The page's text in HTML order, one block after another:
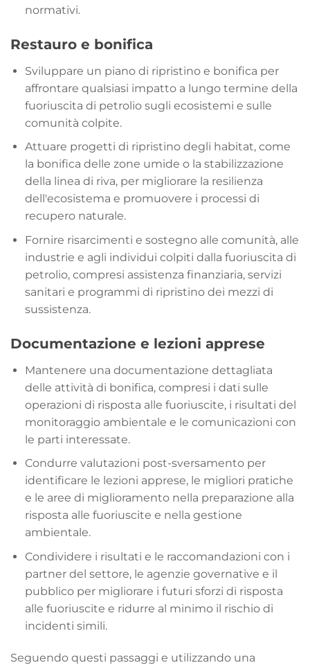
normativi.
Restauro e bonifica
Sviluppare un piano di ripristino e bonifica per
affrontare qualsiasi impatto a lungo termine della
fuoriuscita di petrolio sugli ecosistemi e sulle
comunità colpite.
Attuare progetti di ripristino degli habitat, come
la bonifica delle zone umide o la stabilizzazione
della linea di riva, per migliorare la resilienza
dell'ecosistema e promuovere i processi di
recupero naturale.
Fornire risarcimenti e sostegno alle comunità, alle
industrie e agli individui colpiti dalla fuoriuscita di
petrolio, compresi assistenza finanziaria, servizi
sanitari e programmi di ripristino dei mezzi di
sussistenza.
Documentazione e lezioni apprese
Mantenere una documentazione dettagliata
delle attività di bonifica, compresi i dati sulle
operazioni di risposta alle fuoriuscite, i risultati del
monitoraggio ambientale e le comunicazioni con
le parti interessate.
Condurre valutazioni post-sversamento per
identificare le lezioni apprese, le migliori pratiche
e le aree di miglioramento nella preparazione alla
risposta alle fuoriuscite e nella gestione
ambientale.
Condividere i risultati e le raccomandazioni con i
partner del settore, le agenzie governative e il
pubblico per migliorare i futuri sforzi di risposta
alle fuoriuscite e ridurre al minimo il rischio di
incidenti simili.
Seguendo questi passaggi e utilizzando una